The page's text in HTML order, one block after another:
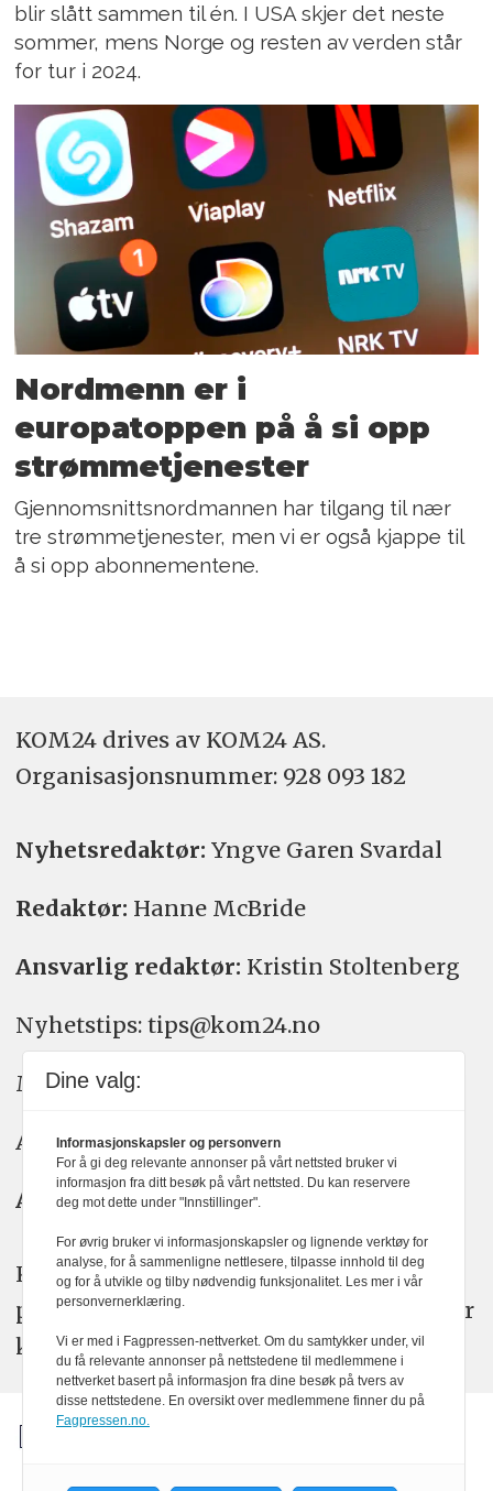
blir slått sammen til én. I USA skjer det neste
sommer, mens Norge og resten av verden står
for tur i 2024.
Nordmenn er i
europatoppen på å si opp
strømmetjenester
Gjennomsnittsnordmannen har tilgang til nær
tre strømmetjenester, men vi er også kjappe til
å si opp abonnementene.
KOM24 drives av KOM24 AS.
Organisasjons­nummer: 928 093 182
Nyhetsredaktør: Yngve Garen Svardal
Redaktør: Hanne McBride
Ansvarlig redaktør: Kristin Stoltenberg
Nyhetstips: tips@kom24.no
Meninger: meninger@kom24.no
Annonse: annonse@watchmedia.no
Abonnement:kom24@watchmedia.no
KOM24 arbeider etter Vær Varsom-
plakatens regler for god presseskikk. Her
kan du lese mer omPFUsarbeid.
Dine valg:
Informasjonskapsler og personvern
For å gi deg relevante annonser på vårt nettsted bruker vi
informasjon fra ditt besøk på vårt nettsted. Du kan reservere
deg mot dette under "Innstillinger".
For øvrig bruker vi informasjonskapsler og lignende verktøy for
analyse, for å sammenligne nettlesere, tilpasse innhold til deg
og for å utvikle og tilby nødvendig funksjonalitet. Les mer i vår
personvernerklæring.
Vi er med i Fagpressen-nettverket. Om du samtykker under, vil
du få relevante annonser på nettstedene til medlemmene i
nettverket basert på informasjon fra dine besøk på tvers av
disse nettstedene. En oversikt over medlemmene finner du på
Fagpressen.no.